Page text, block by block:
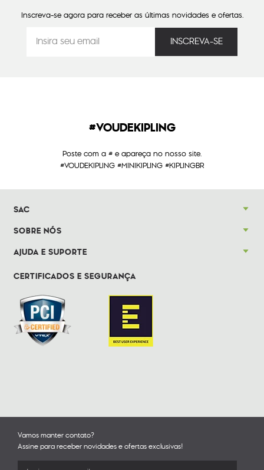
Inscreva-se agora para receber as últimas novidades e ofertas.
#VOUDEKIPLING
Poste com a # e apareça no nosso site.
#VOUDEKIPLING #MINIKIPLING #KIPLINGBR
SAC
SOBRE NÓS
AJUDA E SUPORTE
CERTIFICADOS E SEGURANÇA
Vamos manter contato?
Assine para receber novidades e ofertas exclusivas!